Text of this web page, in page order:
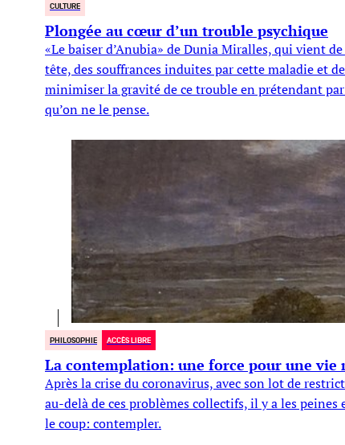
CULTURE
Plongée au cœur d’un trouble psychique
«Le baiser d’Anubia» de Dunia Miralles, qui vient
tête, des souffrances induites par cette maladie et
minimiser la gravité de ce trouble en prétendant
qu’on ne le pense.
PHILOSOPHIE ACCÈS LIBRE
La contemplation: une force pour une vie
Après la crise du coronavirus, avec son lot de
au-delà de ces problèmes collectifs, il y a les
le coup: contempler.